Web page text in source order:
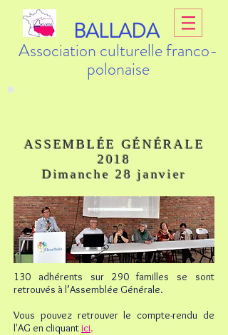
BALLADA
Association culturelle franco-
polonaise
ASSEMBLÉE GÉNÉRALE
2018
Dimanche 28 janvier
130 adhérents sur 290 familles se sont
retrouvés à l’Assemblée Générale.
Vous pouvez retrouver le compte-rendu de
l'AG en cliquantici.